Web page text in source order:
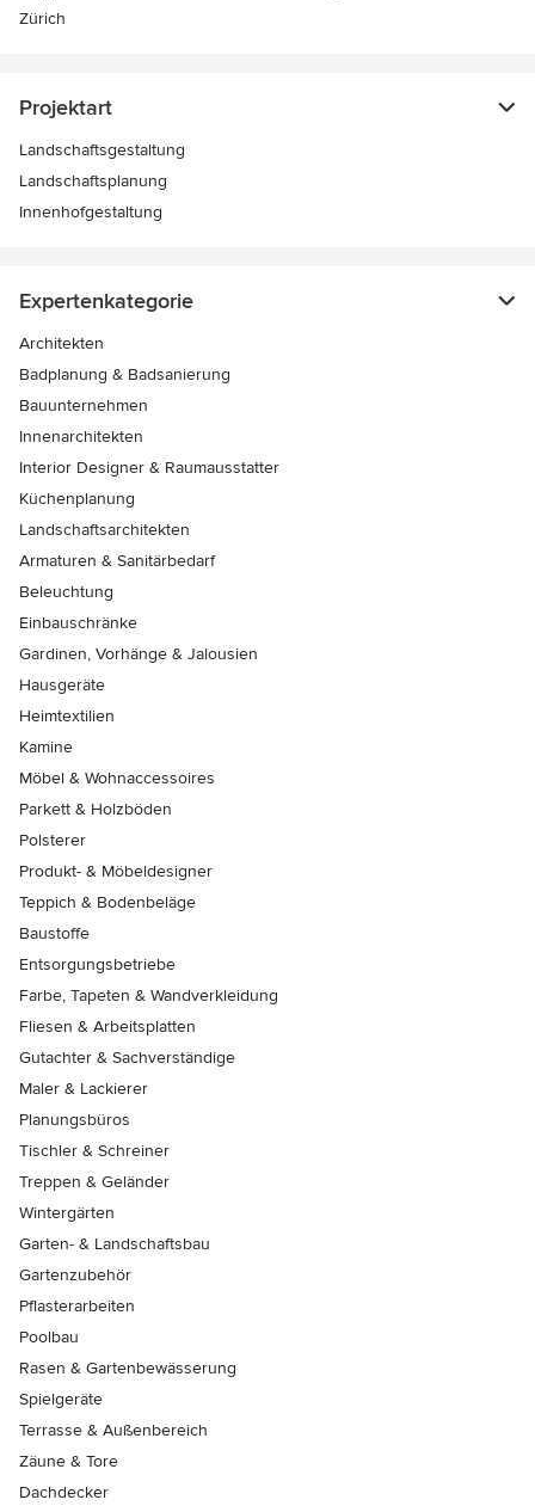
Zürich
Projektart
Landschaftsgestaltung
Landschaftsplanung
Innenhofgestaltung
Expertenkategorie
Architekten
Badplanung & Badsanierung
Bauunternehmen
Innenarchitekten
Interior Designer & Raumausstatter
Küchenplanung
Landschaftsarchitekten
Armaturen & Sanitärbedarf
Beleuchtung
Einbauschränke
Gardinen, Vorhänge & Jalousien
Hausgeräte
Heimtextilien
Kamine
Möbel & Wohnaccessoires
Parkett & Holzböden
Polsterer
Produkt- & Möbeldesigner
Teppich & Bodenbeläge
Baustoffe
Entsorgungsbetriebe
Farbe, Tapeten & Wandverkleidung
Fliesen & Arbeitsplatten
Gutachter & Sachverständige
Maler & Lackierer
Planungsbüros
Tischler & Schreiner
Treppen & Geländer
Wintergärten
Garten- & Landschaftsbau
Gartenzubehör
Pflasterarbeiten
Poolbau
Rasen & Gartenbewässerung
Spielgeräte
Terrasse & Außenbereich
Zäune & Tore
Dachdecker